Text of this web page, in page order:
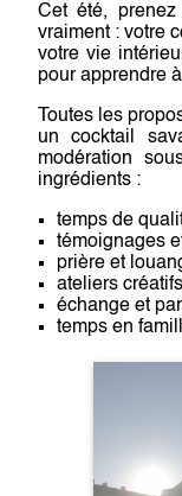
Cet été,
vraiment : votre
votre vie
pour apprendre
Toutes les
un cocktail
modération
ingrédients :
temps de
témoignages
prière et
ateliers
échange et
temps en